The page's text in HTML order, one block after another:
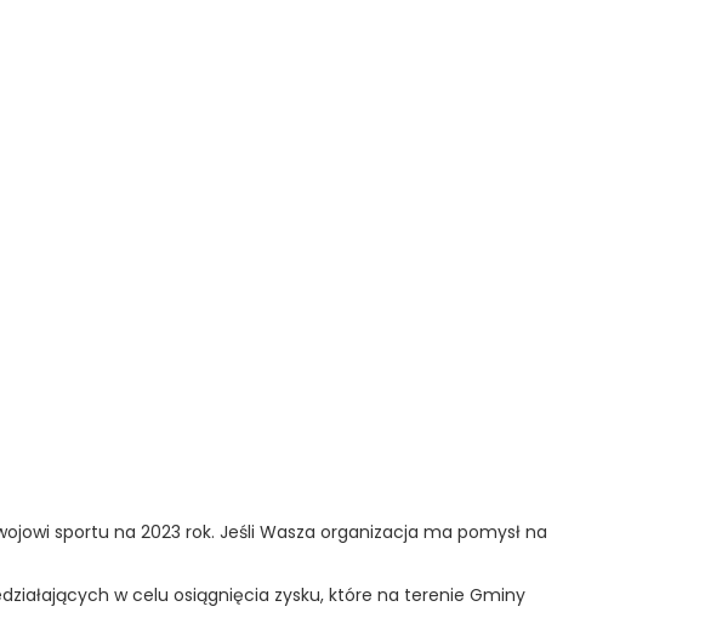
sportu na 2023 rok. Jeśli Wasza organizacja ma pomysł na
w celu osiągnięcia zysku, które na terenie Gminy